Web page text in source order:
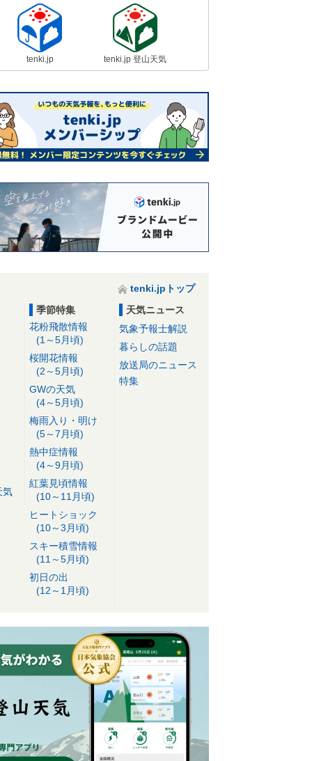
tenki.jp tenki.jp 登山天気
tenki.jpトップ
気
季節特集
花粉飛散情報
(1～5月頃)
桜開花情報
(2～5月頃)
GWの天気
(4～5月頃)
梅雨入り・明け
(5～7月頃)
熱中症情報
(4～9月頃)
紅葉見頃情報
(10～11月頃)
ヒートショック
(10～3月頃)
スキー積雪情報
(11～5月頃)
初日の出
(12～1月頃)
天気ニュース
気象予報士解説
暮らしの話題
放送局のニュース
特集